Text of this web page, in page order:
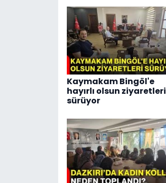
Kaymakam Bingöl'e
hayırlı olsun ziyaretleri
sürüyor